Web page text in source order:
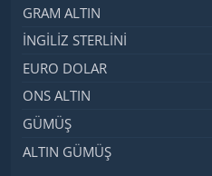
GRAM ALTIN
İNGILIZ STERLINI
EURO DOLAR
ONS ALTIN
GÜMÜŞ
ALTIN GÜMÜŞ